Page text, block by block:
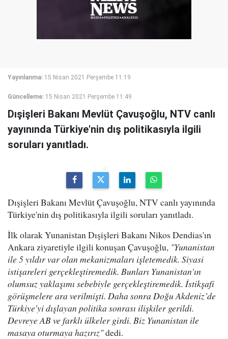
Yayınlanma: 15 Nisan 2021 Perşembe 11:19
Güncelleme: 15 Nisan 2021 Perşembe 11:49
Dışişleri Bakanı Mevlüt Çavuşoğlu, NTV canlı
yayınında Türkiye'nin dış politikasıyla ilgili
soruları yanıtladı.
Dışişleri Bakanı Mevlüt Çavuşoğlu, NTV canlı yayınında
Türkiye'nin dış politikasıyla ilgili soruları yanıtladı.
İlk olarak Yunanistan Dışişleri Bakanı Nikos Dendias'ın
Ankara ziyaretiyle ilgili konuşan Çavuşoğlu, "Yunanistan
ile 5 yıldır var olan mekanizmaları işletemedik. Siyasi
istişareleri gerçekleştiremedik. Bunları Yunanistan'ın
olumsuz yaklaşımı sebebiyle gerçekleştiremedik. İstikşafi
görüşmelere ara verilmişti. Daha sonra Doğu Akdeniz’de
Türkiye'yi dışlayan politika sonrası ilişkiler gerildi.
Devreye AB ve farklı ülkeler girdi. Biz Yunanistan ile
masaya oturmaya hazırız"dedi.